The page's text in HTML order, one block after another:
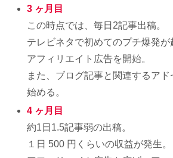
3 ヶ月目
この時点では、毎日2記事出稿。
テレビネタで初めてのプチ爆発が
アフィリエイト広告を開始。
また、ブログ記事と関連するア
始める。
4 ヶ月目
約1日1.5記事弱の出稿。
１日 500 円くらいの収益が発生。